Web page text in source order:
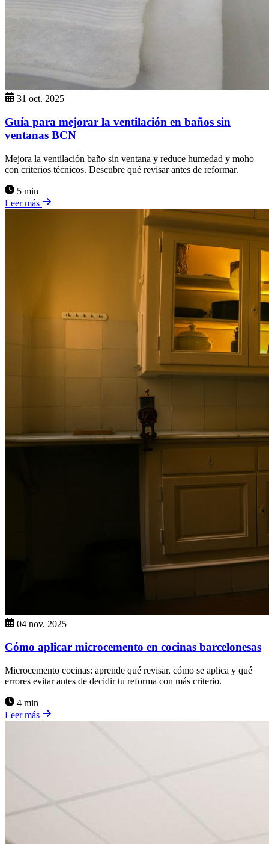
31 oct. 2025
Guía para mejorar la ventilación en baños sin
ventanas BCN
Mejora la ventilación baño sin ventana y reduce humedad y moho
con criterios técnicos. Descubre qué revisar antes de reformar.
5 min
Leer más
04 nov. 2025
Cómo aplicar microcemento en cocinas barcelonesas
Microcemento cocinas: aprende qué revisar, cómo se aplica y qué
errores evitar antes de decidir tu reforma con más criterio.
4 min
Leer más